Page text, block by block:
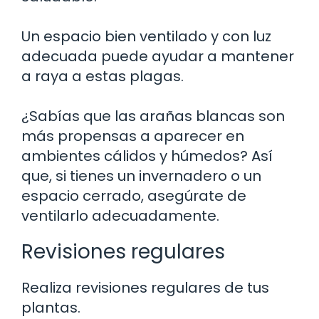
Un espacio bien ventilado y con luz
adecuada puede ayudar a mantener
a raya a estas plagas.
¿Sabías que las arañas blancas son
más propensas a aparecer en
ambientes cálidos y húmedos? Así
que, si tienes un invernadero o un
espacio cerrado, asegúrate de
ventilarlo adecuadamente.
Revisiones regulares
Realiza revisiones regulares de tus
plantas.